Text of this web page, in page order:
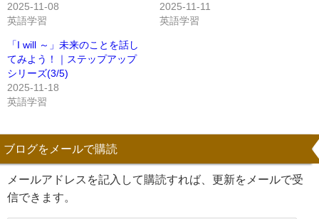
2025-11-08
英語学習
2025-11-11
英語学習
「I will ～」未来のことを話し
てみよう！｜ステップアップ
シリーズ(3/5)
2025-11-18
英語学習
ブログをメールで購読
メールアドレスを記入して購読すれば、更新をメールで受
信できます。